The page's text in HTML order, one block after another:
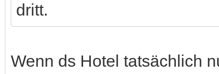
dritt.
Wenn ds Hotel tatsächlich